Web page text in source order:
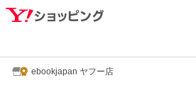
ebookjapan ヤフー店